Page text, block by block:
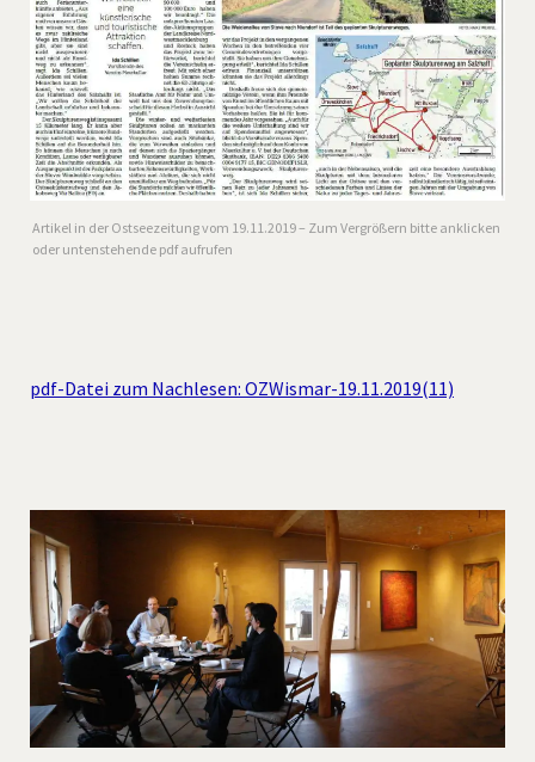
Artikel in der Ostseezeitung vom 19.11.2019 – Zum Vergrößern bitte anklicken
oder untenstehende pdf aufrufen
pdf-Datei zum Nachlesen: OZWismar-19.11.2019(11)